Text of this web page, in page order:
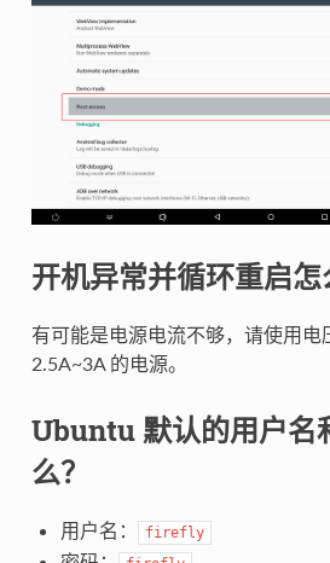
开机异常并循环重启怎
有可能是电源电流不够，请使用电
2.5A~3A 的电源。
Ubuntu 默认的用户名
么？
用户名： firefly